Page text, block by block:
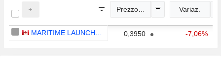
Prezzo indicativo Variaz.
0,3950 -7,06%